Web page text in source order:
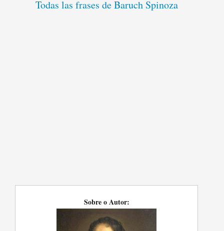
Todas las frases de Baruch Spinoza
Sobre o Autor: